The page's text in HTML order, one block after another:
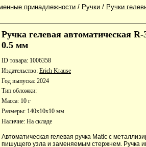
принадлежности / Ручки / Ручки
Ручка гелевая автоматическая
0.5 мм
ID товара: 1006358
Издательство: Erich Krause
Год выпуска: 2024
Тип обложки:
Масса: 10 г
Размеры: 140x10x10 мм
Наличие: На складе
Автоматическая гелевая ручка Matic с
пишущего узла и заменяемым стержнем. Ручка